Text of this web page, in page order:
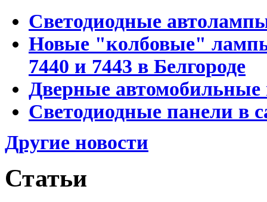
Светодиодные
Новые "колбовые"
7440 и 7443 в Белгороде
Дверные автомобильные
Светодиодные панели в
Другие новости
Статьи